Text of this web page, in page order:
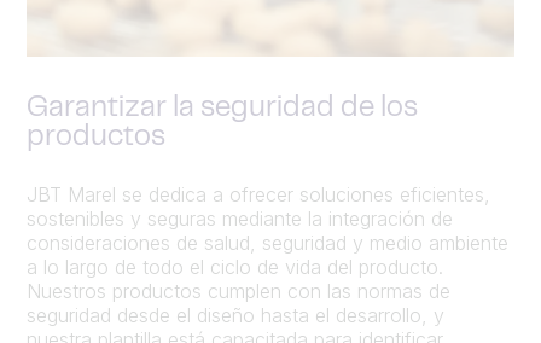
Garantizar la seguridad de los
productos
JBT Marel se dedica a ofrecer soluciones eficientes,
sostenibles y seguras mediante la integración de
consideraciones de salud, seguridad y medio ambiente
a lo largo de todo el ciclo de vida del producto.
Nuestros productos cumplen con las normas de
seguridad desde el diseño hasta el desarrollo, y